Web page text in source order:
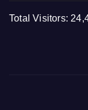
Total Visitors: